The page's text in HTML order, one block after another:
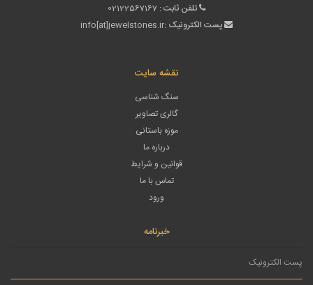
تلفن ثابت : 02122567167
پست الکترونیک :info[at]jewelstones.ir
نقشه سایت
سنگ شناسی
گالری تصاویر
موزه باستانی
درباره ما
قوانین و شرایط
تماس با ما
ورود
خبرنامه